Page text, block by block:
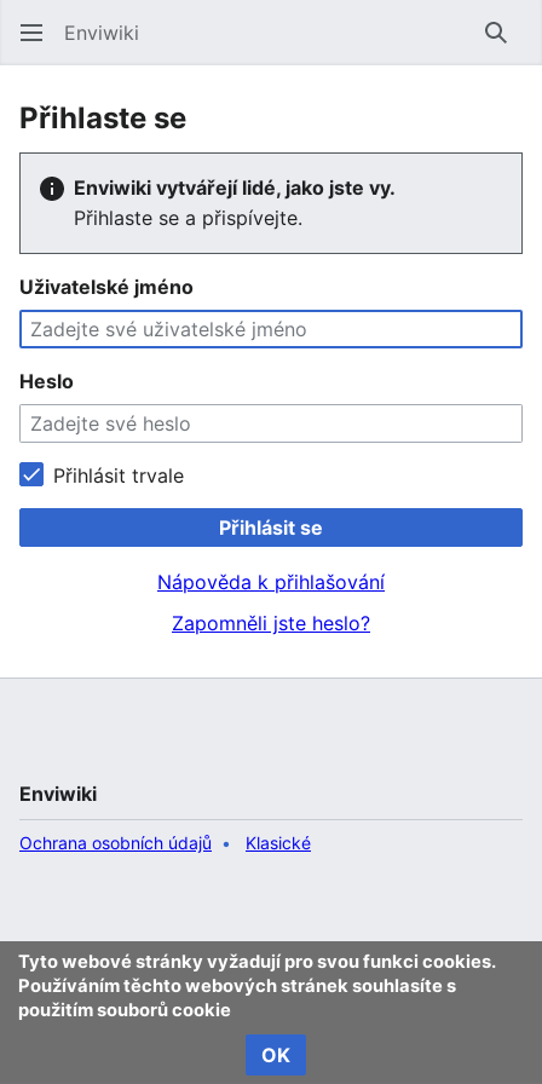
Enviwiki
Přihlaste se
Enviwiki vytvářejí lidé, jako jste vy.
Přihlaste se a přispívejte.
Uživatelské jméno
Heslo
Přihlásit trvale
Přihlásit se
Nápověda k přihlašování
Zapomněli jste heslo?
Tyto webové stránky vyžadují pro svou funkci cookies.
Používáním těchto webových stránek souhlasíte s
použitím souborů cookie
OK
Enviwiki
Ochrana osobních údajů Klasické